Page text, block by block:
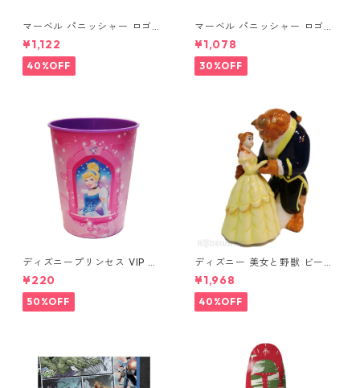
マーベル パニッシャー ロゴス
タッドピアス ブラック MARV
EL
¥1,122
40%OFF
マーベル パニッシャー ロゴス
タッドピアス シルバー MARV
EL
¥1,078
30%OFF
ディズニープリンセス VIP パ
ーティーカップ コップ DISNE
Y
¥220
50%OFF
ディズニー 美女と野獣 ビース
ト&ベル ソルト&ペッパー DIS
NEY
¥1,968
40%OFF